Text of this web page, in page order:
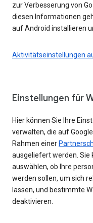
zur Verbesserung von
diesen Informationen
auf Android installieren
Aktivitätseinstellungen
Einstellungen für
Hier können Sie Ihre
verwalten, die auf
Rahmen einer
ausgeliefert werden. Sie
auswählen, ob Ihre
werden sollen, um sich
lassen, und bestimmte
deaktivieren.